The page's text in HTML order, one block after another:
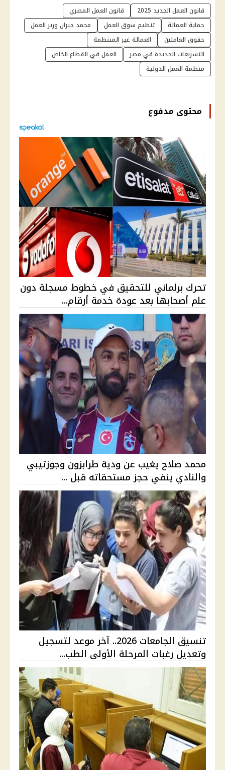
قانون العمل الجديد 2025
قانون العمل المصري
حماية العمالة
تنظيم سوق العمل
محمد جبران وزير العمل
حقوق العاملين
العمالة غير المنتظمة
التشريعات الجديدة في مصر
العمل في القطاع الخاص
منظمة العمل الدولية
محتوى مدفوع
تحرك برلماني للتحقيق في خطوط مسجلة دون
علم أصحابها بعد عودة خدمة أرقام...
محمد صلاح يغيب عن ودية طرابزون وجوزتيبي
والنادي ينفي حجز مستحقاته قبل ...
تنسيق الجامعات 2026.. آخر موعد لتسجيل
وتعديل رغبات المرحلة الأولى الطب...